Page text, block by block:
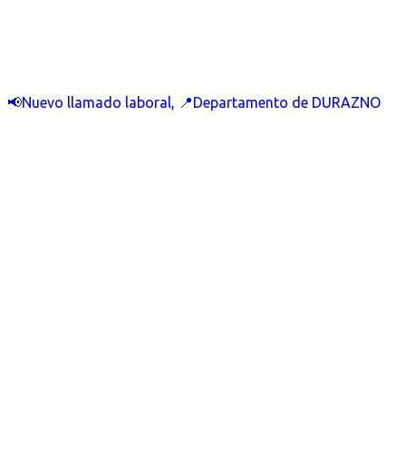
📢Nuevo llamado laboral, 📍Departamento de DURAZNO